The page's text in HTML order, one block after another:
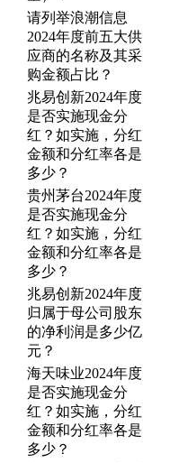
请列举浪潮信息
2024年度前五大供
应商的名称及其采
购金额占比？
兆易创新2024年度
是否实施现金分
红？如实施，分红
金额和分红率各是
多少？
贵州茅台2024年度
是否实施现金分
红？如实施，分红
金额和分红率各是
多少？
兆易创新2024年度
归属于母公司股东
的净利润是多少亿
元？
海天味业2024年度
是否实施现金分
红？如实施，分红
金额和分红率各是
多少？